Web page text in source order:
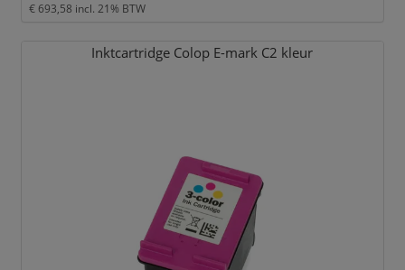
€ 693,58 incl. 21% BTW
Inktcartridge Colop E-mark C2 kleur